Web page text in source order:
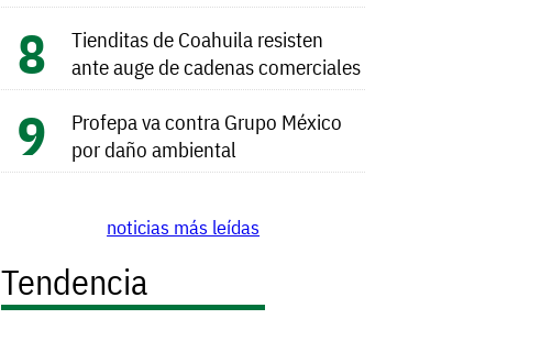
Tienditas de Coahuila resisten
ante auge de cadenas comerciales
Profepa va contra Grupo México
por daño ambiental
noticias más leídas
Tendencia